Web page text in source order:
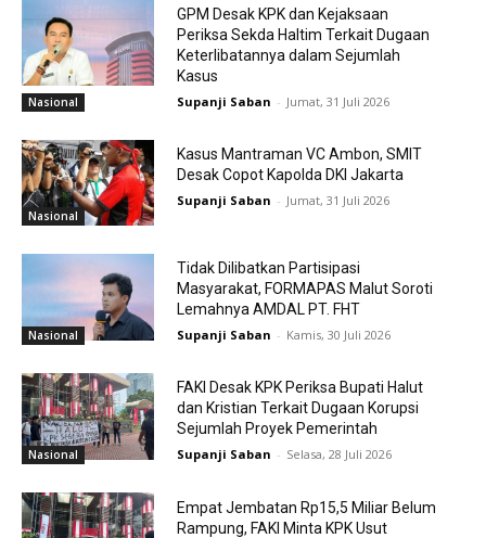
Nasional
GPM Desak KPK dan Kejaksaan
Periksa Sekda Haltim Terkait Dugaan
Keterlibatannya dalam Sejumlah
Kasus
Supanji Saban - Jumat, 31 Juli 2026
Nasional
Kasus Mantraman VC Ambon, SMIT
Desak Copot Kapolda DKI Jakarta
Supanji Saban - Jumat, 31 Juli 2026
Nasional
Tidak Dilibatkan Partisipasi
Masyarakat, FORMAPAS Malut Soroti
Lemahnya AMDAL PT. FHT
Supanji Saban - Kamis, 30 Juli 2026
Nasional
FAKI Desak KPK Periksa Bupati Halut
dan Kristian Terkait Dugaan Korupsi
Sejumlah Proyek Pemerintah
Supanji Saban - Selasa, 28 Juli 2026
Empat Jembatan Rp15,5 Miliar Belum
Rampung, FAKI Minta KPK Usut